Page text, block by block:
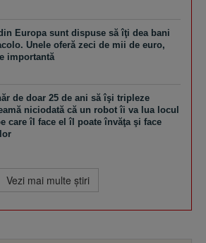
Europa sunt dispuse să îţi dea bani
Unele oferă zeci de mii de euro,
importantă
de doar 25 de ani să îşi tripleze
niciodată că un robot îi va lua locul
care îl face el îl poate învăţa şi face
Vezi mai multe ştiri